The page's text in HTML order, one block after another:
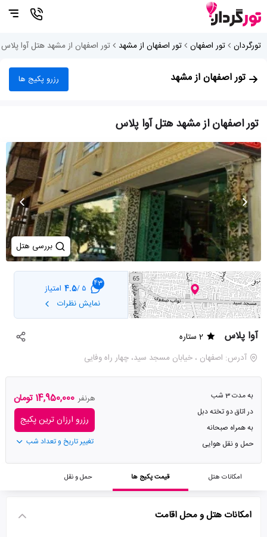
تورگردان تور اصفهان تور اصفهان از مشهد تور اصفهان از مشهد هتل آوا پلاس
تور اصفهان از مشهد رزرو پکیج ها
تور اصفهان از مشهد هتل آوا پلاس
بررسی هتل
43
5 /
4.5 امتیاز
نمایش نظرات
آوا پلاس
2 ستاره
آدرس: اصفهان ، خیابان مسجد سید، چهار راه وفایی
به مدت 3 شب
در اتاق دو تخته دبل
به همراه صبحانه
حمل و نقل هوایی
هرنفر 14,950,000 تومان
رزرو ارزان ترین پکیج
تغییر تاریخ و تعداد شب
امکانات هتل قیمت پکیج ها حمل و نقل
امکانات هتل و محل اقامت